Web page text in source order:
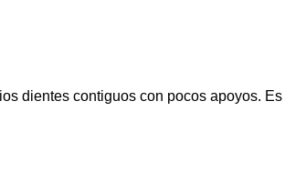
dientes contiguos con pocos apoyos.